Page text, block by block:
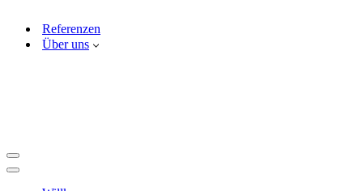
Referenzen
Über uns
Navigationsmenü
Navigationsmenü